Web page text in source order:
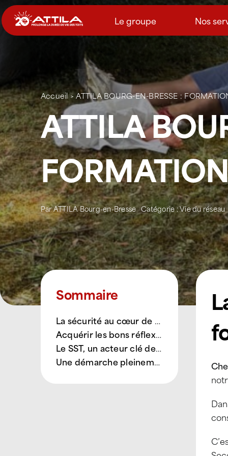
Passer
au
contenu
Le groupe Nos
Accueil>ATTILA BOURG-EN-BRESSE :
ATTILA
ParATTILA Bourg-en-Bresse Catégorie :Vie du réseau
Sommaire
La sécurité au cœur de nos priorités : se former pour mieux protéger
Acquérir les bons réflexes face à l’urgence
Le SST, un acteur clé de la prévention
Une démarche pleinement alignée avec les valeurs ATTILA